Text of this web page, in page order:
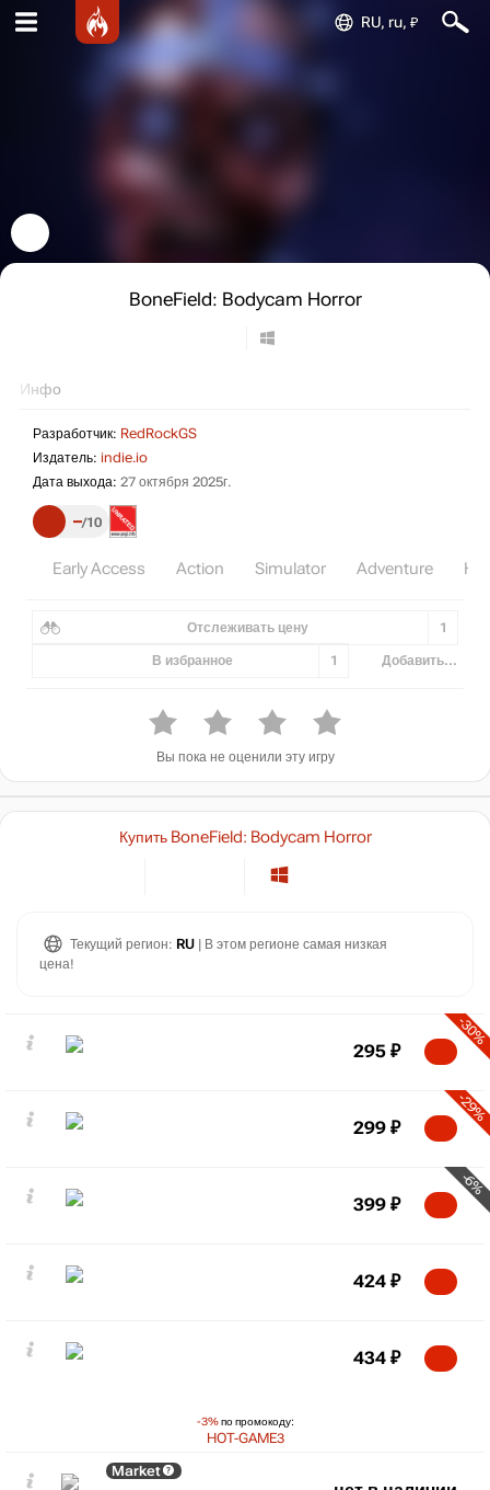
RU, ru, ₽
BoneField: Bodycam Horror
Инфо
Разработчик: RedRockGS
Издатель: indie.io
Дата выхода: 27 октября 2025г.
– 10
Early Access Action Simulator Adventure
Отслеживать цену 1
В избранное 1 Добавить...
Вы пока не оценили эту игру
Купить BoneField: Bodycam Horror
Текущий регион: RU | В этом регионе самая низкая
цена!
-30%
295 ₽
-29%
299 ₽
-6%
399 ₽
424 ₽
-3%по промокоду:
HOT-GAME3
434 ₽
Market